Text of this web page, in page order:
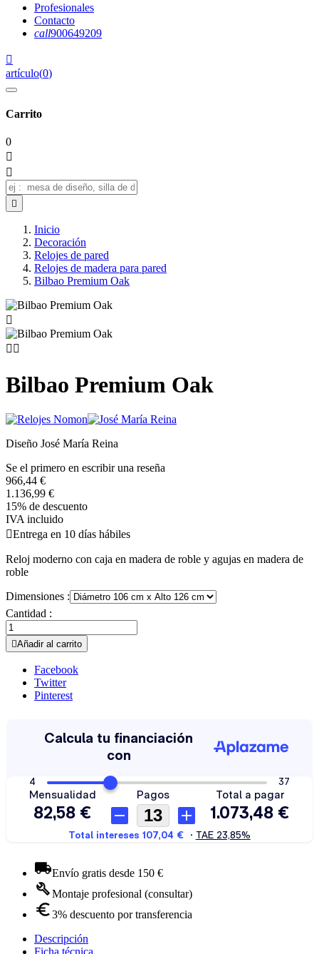
Profesionales
Contacto
call900649209

artículo(0)
Carrito
0



Inicio
Decoración
Relojes de pared
Relojes de madera para pared
Bilbao Premium Oak

 
Bilbao Premium Oak
Diseño José María Reina
Se el primero en escribir una reseña
966,44 €
1.136,99 €
15% de descuento
IVA incluido
Entrega en 10 días hábiles
Reloj moderno con caja en madera de roble y agujas en madera de
roble
Dimensiones :
Cantidad :
Añadir al carrito
Facebook
Twitter
Pinterest
Envío gratis desde 150 €
Montaje profesional (consultar)
3% descuento por transferencia
Descripción
Ficha técnica